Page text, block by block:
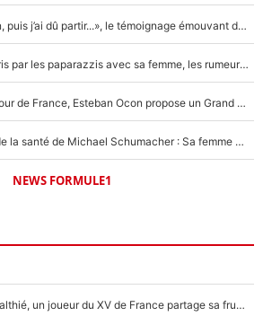
F1 : « Je lui ai fait un câlin, puis j’ai dû partir...», le témoignage émouvant de Max Verstappen sur sa fille
F1 : Charles Leclerc surpris par les paparazzis avec sa femme, les rumeurs étaient vraies !
Comme pour le final du Tour de France, Esteban Ocon propose un Grand Prix de Formule 1 à Paris : «Autour de l’Arc de Triomphe, ce serait génial» !
Nouvelle rumeur autour de la santé de Michael Schumacher : Sa femme Corinna sort du silence
NEWS FORMULE1
Mis de côté par Fabien Galthié, un joueur du XV de France partage sa frustration : «ils ne me l’ont pas dit tout de suite»